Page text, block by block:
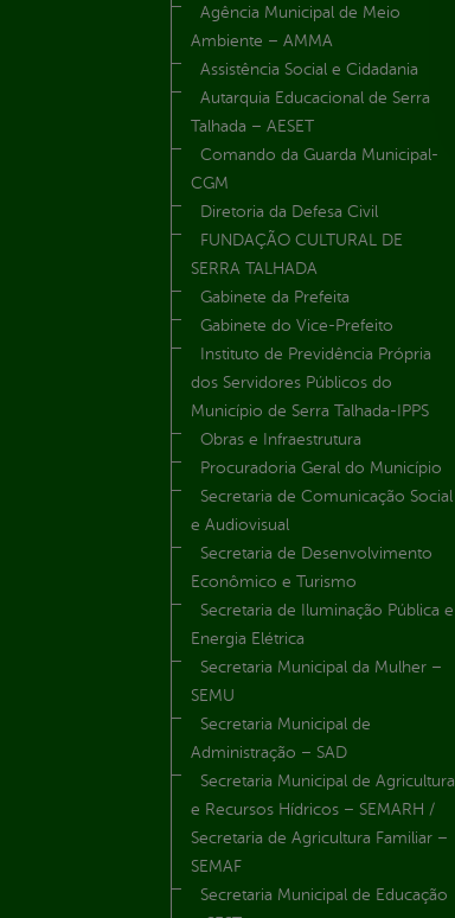
Agência Municipal de Meio
Ambiente – AMMA
Assistência Social e Cidadania
Autarquia Educacional de Serra
Talhada – AESET
Comando da Guarda Municipal-
CGM
Diretoria da Defesa Civil
FUNDAÇÃO CULTURAL DE
SERRA TALHADA
Gabinete da Prefeita
Gabinete do Vice-Prefeito
Instituto de Previdência Própria
dos Servidores Públicos do
Município de Serra Talhada-IPPS
Obras e Infraestrutura
Procuradoria Geral do Município
Secretaria de Comunicação Social
e Audiovisual
Secretaria de Desenvolvimento
Econômico e Turismo
Secretaria de Iluminação Pública e
Energia Elétrica
Secretaria Municipal da Mulher –
SEMU
Secretaria Municipal de
Administração – SAD
Secretaria Municipal de Agricultura
e Recursos Hídricos – SEMARH /
Secretaria de Agricultura Familiar –
SEMAF
Secretaria Municipal de Educação